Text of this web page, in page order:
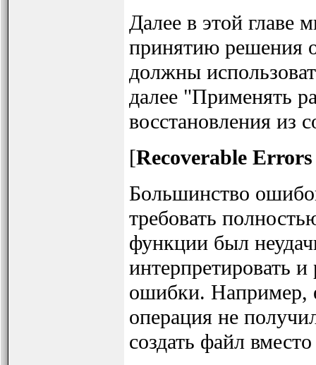
Далее в этой главе
принятию решения
должны
далее "Применять
восстановления из
[Recoverable
Большинство
требовать
функции был
интерпретировать
ошибки. Например,
операция не
создать файл